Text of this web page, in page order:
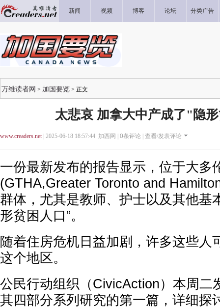
新闻 视频 博客 论坛 分类广告
万维读者网 > 加国要览 > 正文
太悲哀 加拿大中产成了"隐
www.creaders.net| 2025-06-18 18:57:44 加西网 | 0条评论 | 查看/发表评论
一份最新发布的报告显示，位于大多
(GTHA,Greater Toronto and
群体，尤其是教师、护士以及其他基
形贫困人口”。
随着住房危机日益加剧，许多这些人
这个地区。
公民行动组织（CivicAction）本周二
其四部分系列研究的第一篇，详细探